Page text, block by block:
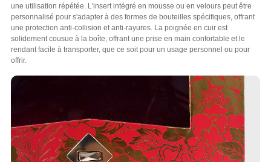
une utilisation répétée. L'insert intégré en mousse ou en velours peut être
personnalisé pour s'adapter à des formes de bouteilles spécifiques, offrant
une protection anti-collision et anti-rayures. La poignée en cuir est
solidement cousue à la boîte, offrant une prise en main confortable et le
rendant facile à transporter, que ce soit pour un usage personnel ou pour
offrir.